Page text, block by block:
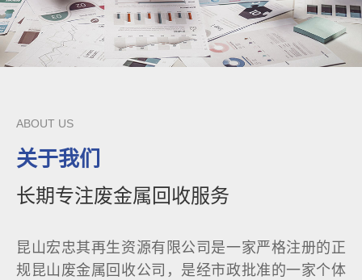
ABOUT US
关于我们
长期专注废金属回收服务
昆山宏忠其再生资源有限公司是一家严格注册的正
规昆山废金属回收公司，是经市政批准的一家个体